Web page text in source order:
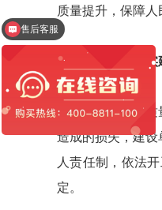
质量提升，保障
二、准确把握落
建设单位是工程
造成的损失，建
人责任制，依法
定。
红圈工程管理系统